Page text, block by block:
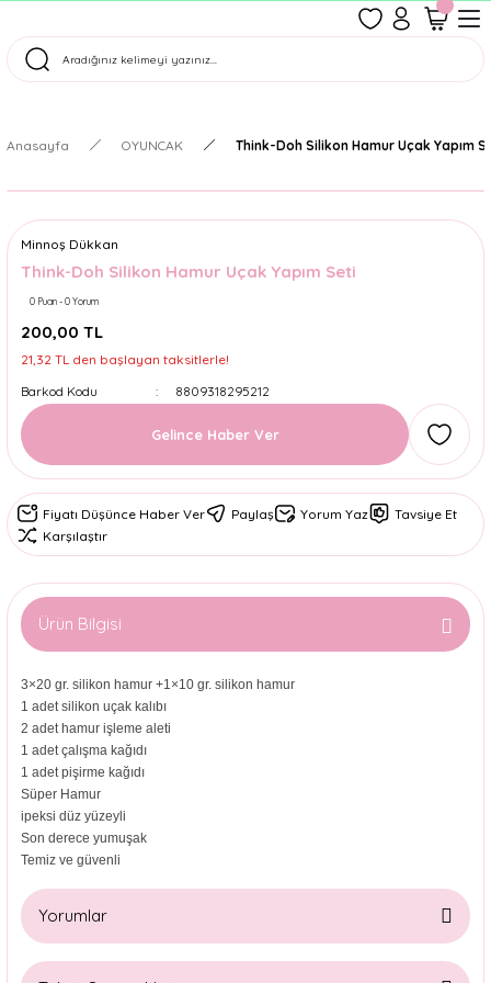
Tüm Siparişler Aynı Gün Kargoda!
Anasayfa OYUNCAK Think-Doh Silikon Hamur Uçak Yapım
Minnoş Dükkan
Think-Doh Silikon Hamur Uçak Yapım Seti
0 Puan - 0 Yorum
200,00 TL
21,32 TL den başlayan taksitlerle!
Barkod Kodu
8809318295212
Gelince Haber Ver
Fiyatı Düşünce Haber Ver Paylaş Yorum Yaz
Tavsiye Et
Karşılaştır
Ürün Bilgisi
3×20 gr. silikon hamur +1×10 gr. silikon hamur
1 adet silikon uçak kalıbı
2 adet hamur işleme aleti
1 adet çalışma kağıdı
1 adet pişirme kağıdı
Süper Hamur
ipeksi düz yüzeyli
Son derece yumuşak
Temiz ve güvenli
Yorumlar